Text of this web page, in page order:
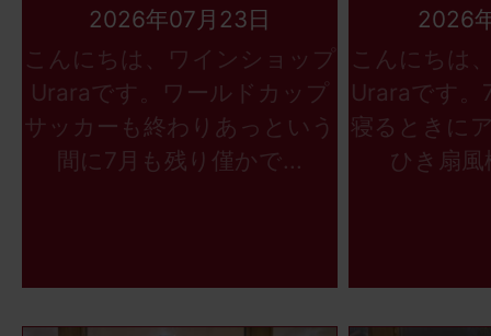
2026年07月23日
こんにちは、ワインショップ
Uraraです。ワールドカップ
サッカーも終わりあっという
間に7月も残り僅かで...
2026
こんにちは
Uraraです。
寝るときに
ひき扇